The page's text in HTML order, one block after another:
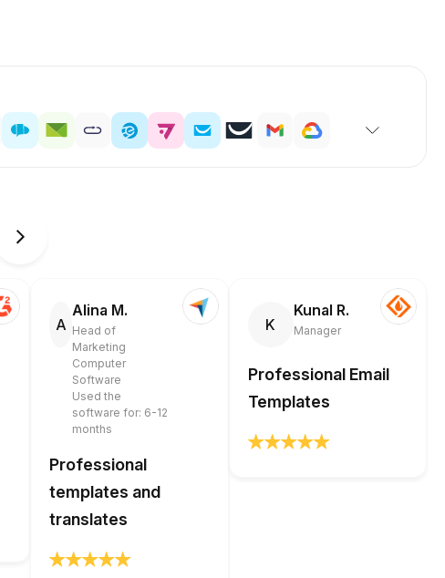
A
Alina M.
Head of
Marketing
Computer
Software
Used the
software for: 6-12
months
Professional
templates and
translates
K
Kunal R.
Manager
Professional Email
Templates